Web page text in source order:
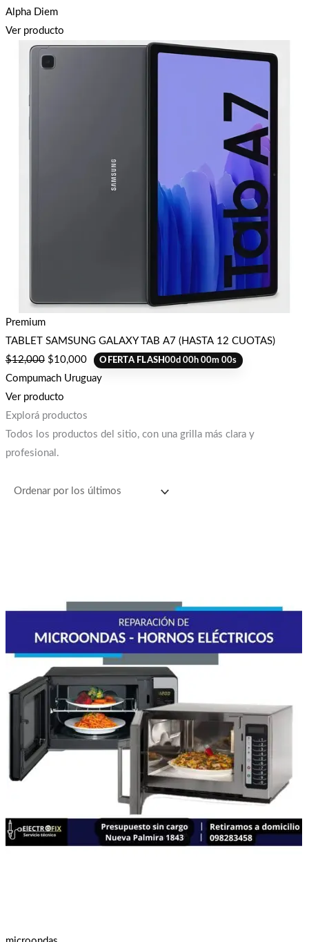
Alpha Diem
Ver producto
Premium
TABLET SAMSUNG GALAXY TAB A7 (HASTA 12 CUOTAS)
$12,000 $10,000 OFERTA FLASH00d00h00m00s
Compumach Uruguay
Ver producto
Explorá productos
Todos los productos del sitio, con una grilla más clara y
profesional.